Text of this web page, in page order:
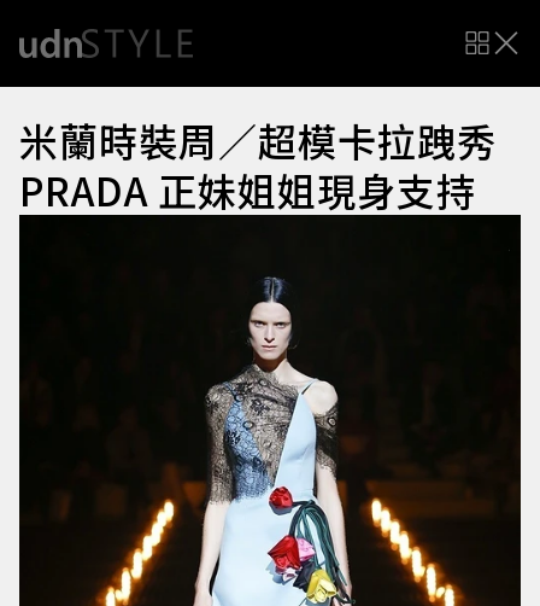
米蘭時裝周／超模卡拉跩秀
PRADA 正妹姐姐現身支持